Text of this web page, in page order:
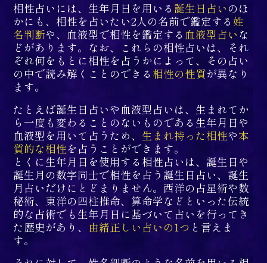
相性占いには、生年月日を用いる 誕生日占い のほ
かにも、相性を占いたい2人の名前で鑑定する 姓
名判断や、血液型で相性を鑑定する 血液型占い な
どがあります。なお、これらの相性占いは、それ
ぞれ何をもとに相性を占うかによって、その占い
の中で読み解くことのできる 相性の性質が異なり
ます。
たとえば誕生日占いや血液型占いは、生まれてか
ら一度も変わることのないものである生年月日や
血液型を用いて占うため、 生まれ持った相性や本
質的な相性を占うことができます。
とくに生年月日を使用する相性占いは、誕生日や
誕生月の数字同士で相性を占う誕生日占い、誕生
月占いだけにとどまりません。西洋の占星術や数
秘術、東洋の四柱推命、算命学などといった伝統
的な占術でも生年月日に基づいて占いを行ってき
た歴史があり、 由緒正しい占いの1つ と言えま
す。